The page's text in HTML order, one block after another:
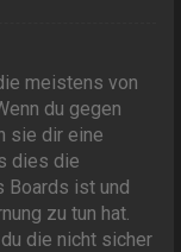
meistens von
du gegen
sie dir eine
dies die
Boards ist und
zu tun hat.
die nicht sicher